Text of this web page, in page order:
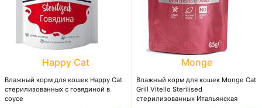
Happy Cat
Влажный корм для кошек Happy Cat
стерилизованных с говядиной в
соусе
Monge
Влажный корм для кошек Monge Cat
Grill Vitello Sterilised
стерилизованных Итальянская